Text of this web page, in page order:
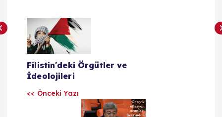
Y
a
zFilistin'deki Örgütler ve
İdeolojileri
<< Önceki Yazı